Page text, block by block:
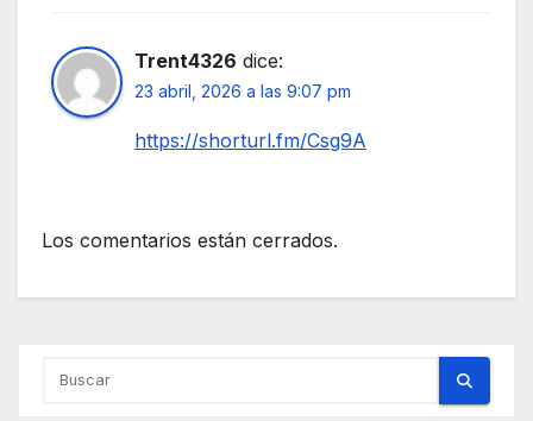
Trent4326 dice:
23 abril, 2026 a las 9:07 pm
https://shorturl.fm/Csg9A
Los comentarios están cerrados.